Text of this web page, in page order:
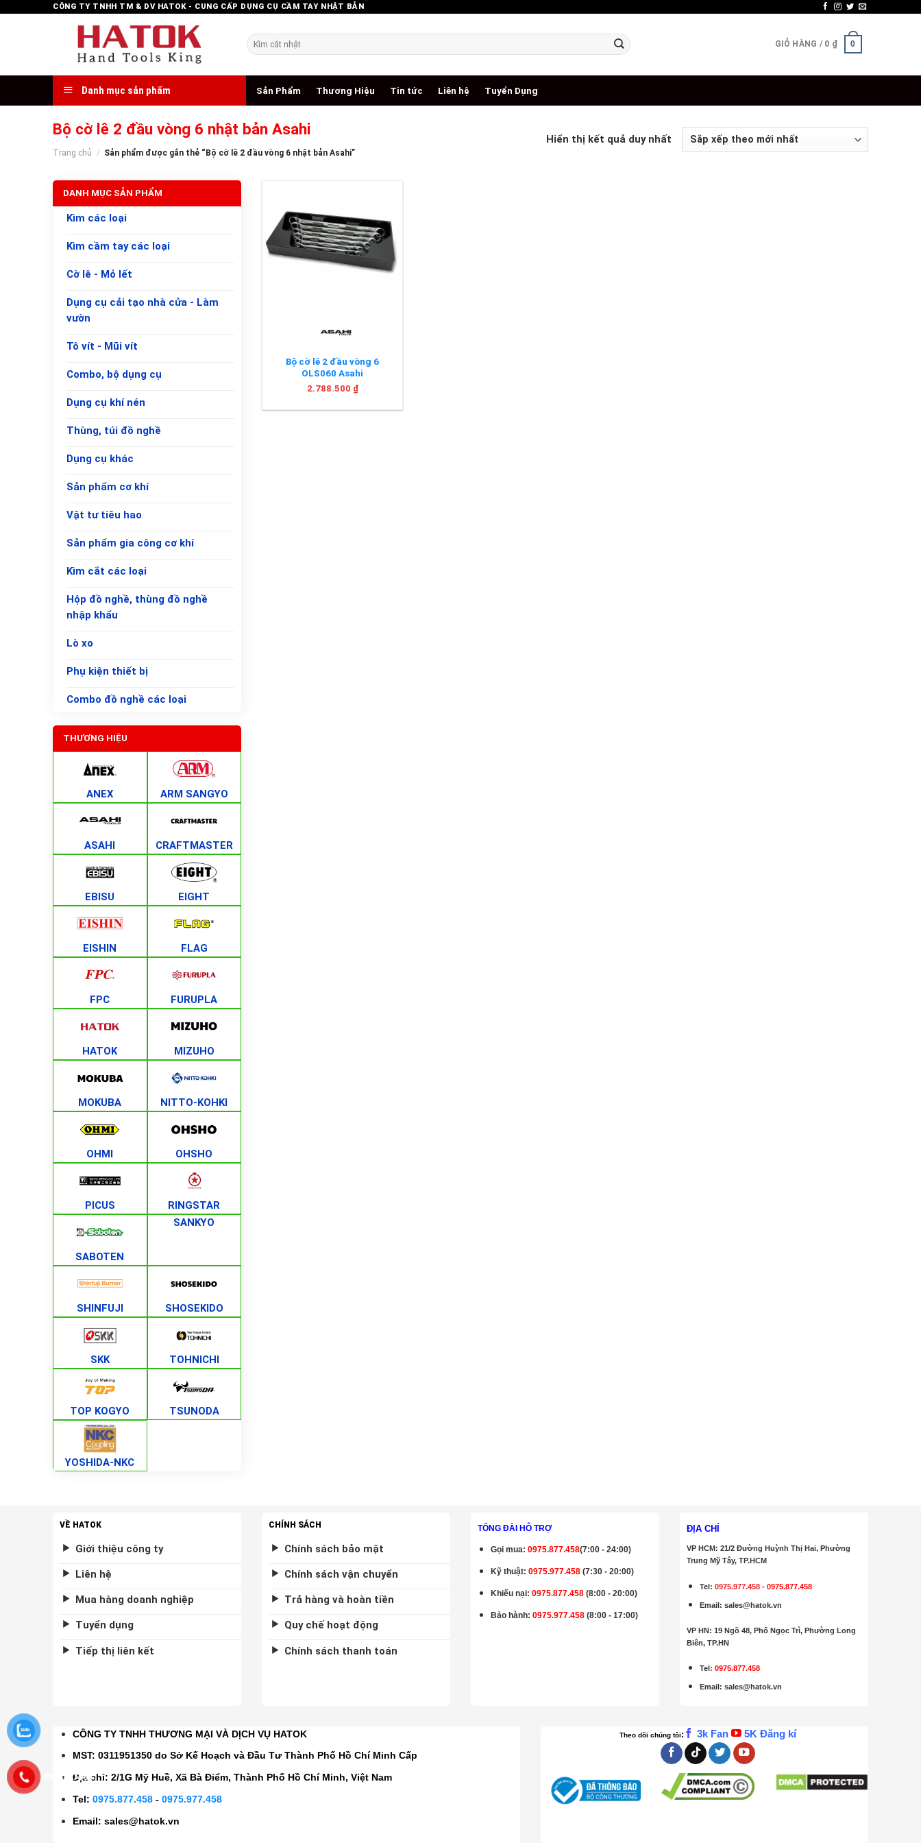
CÔNG TY TNHH TM & DV HATOK - CUNG CẤP DỤNG CỤ CẦM TAY NHẬT BẢN
Tìm
kiếm:
GIỎ HÀNG / 0 ₫ 0
Danh mục sản phẩm Sản Phẩm Thương Hiệu Tin tức Liên hệ Tuyển Dụng
Bộ cờ lê 2 đầu vòng 6 nhật bản Asahi
Trang chủ / Sản phẩm được gắn thẻ “Bộ cờ lê 2 đầu vòng 6 nhật bản Asahi”
Hiển thị kết quả duy nhất
DANH MỤC SẢN PHẨM
Kìm các loại
Kìm cầm tay các loại
Cờ lê - Mỏ lết
Dụng cụ cải tạo nhà cửa - Làm
vườn
Tô vít - Mũi vít
Combo, bộ dụng cụ
Dụng cụ khí nén
Thùng, túi đồ nghề
Dụng cụ khác
Sản phẩm cơ khí
Vật tư tiêu hao
Sản phẩm gia công cơ khí
Kìm cắt các loại
Hộp đồ nghề, thùng đồ nghề
nhập khẩu
Lò xo
Phụ kiện thiết bị
Combo đồ nghề các loại
THƯƠNG HIỆU
ANEX ARM SANGYO
ASAHI CRAFTMASTER
EBISU EIGHT
EISHIN FLAG
FPC FURUPLA
HATOK MIZUHO
MOKUBA NITTO-KOHKI
OHMI OHSHO
PICUS RINGSTAR
SABOTEN
SANKYO
SHINFUJI SHOSEKIDO
SKK TOHNICHI
TOP KOGYO TSUNODA
YOSHIDA-NKC
Bộ cờ lê 2 đầu vòng 6
OLS060 Asahi
2.788.500 ₫
VỀ HATOK
Giới thiệu công ty
Liên hệ
Mua hàng doanh nghiệp
Tuyển dụng
Tiếp thị liên kết
CHÍNH SÁCH
Chính sách bảo mật
Chính sách vận chuyển
Trả hàng và hoàn tiền
Quy chế hoạt động
Chính sách thanh toán
TỔNG ĐÀI HỖ TRỢ
Gọi mua:0975.877.458(7:00 - 24:00)
Kỹ thuật:0975.977.458 (7:30 - 20:00)
Khiếu nại: 0975.877.458 (8:00 - 20:00)
Bảo hành:0975.977.458 (8:00 - 17:00)
ĐỊA CHỈ
VP HCM: 21/2 Đường Huỳnh Thị Hai, Phường
Trung Mỹ Tây, TP.HCM
Tel:0975.977.458 -0975.877.458
Email:sales@hatok.vn
VP HN: 19 Ngõ 48, Phố Ngọc Trì, Phường Long
Biên, TP.HN
Tel: 0975.877.458
Email :sales@hatok.vn
CÔNG TY TNHH THƯƠNG MẠI VÀ DỊCH VỤ HATOK
MST: 0311951350 do Sở Kế Hoạch và Đầu Tư Thành Phố Hồ Chí Minh Cấp
Địa chỉ: 2/1G Mỹ Huề, Xã Bà Điểm, Thành Phố Hồ Chí Minh, Việt Nam
Tel:0975.877.458 -0975.977.458
Email:sales@hatok.vn
Theo dõi chúng tôi: 3k Fan 5K Đăng kí
0975877458